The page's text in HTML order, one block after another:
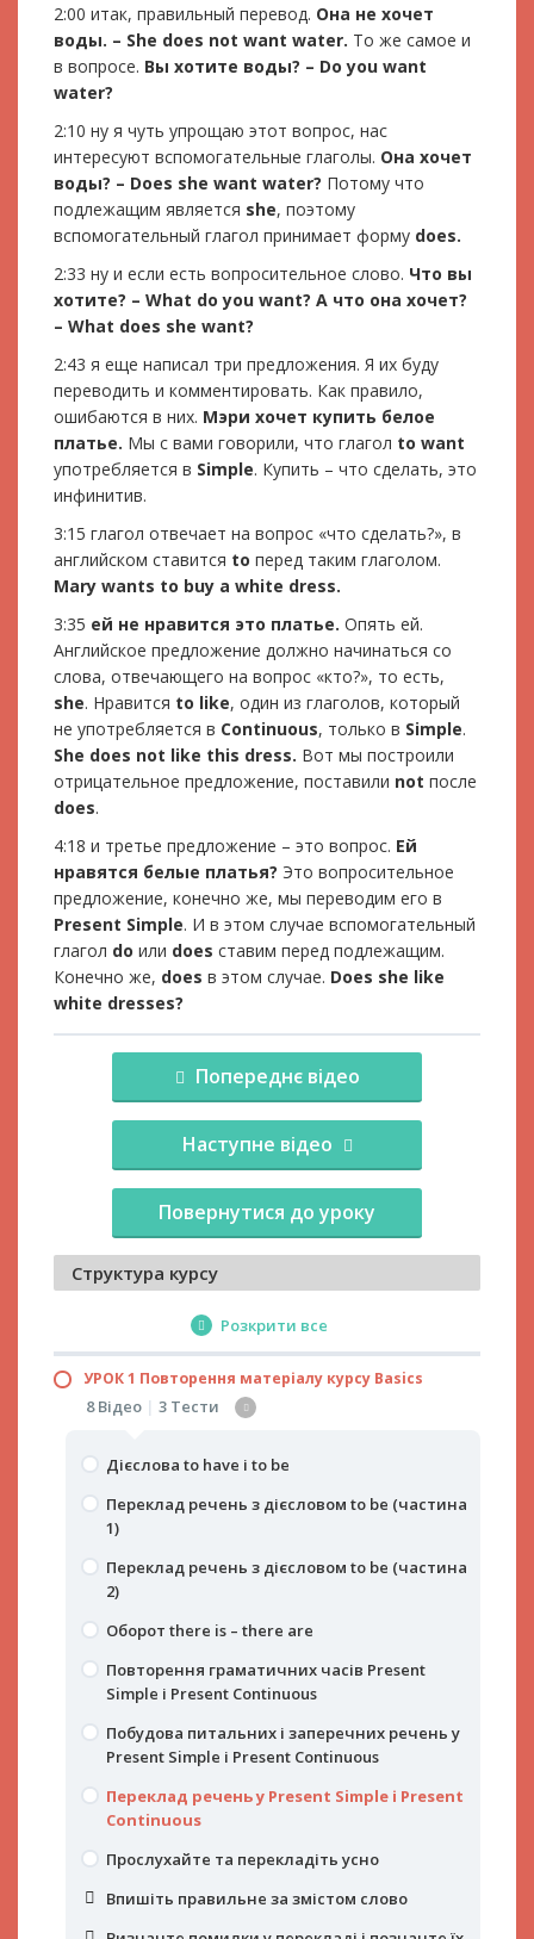
2:00 итак, правильный перевод. Она не хочет
воды. – She does not want water. То же самое и
в вопросе. Вы хотите воды? – Doyou want
water?
2:10 ну я чуть упрощаю этот вопрос, нас
интересуют вспомогательные глаголы. Она хочет
воды? – Does she want water? Потому что
подлежащим является she, поэтому
вспомогательный глагол принимает форму does.
2:33 ну и если есть вопросительное слово. Что вы
хотите? – What do you want? А что она хочет?
– What does she want?
2:43 я еще написал три предложения. Я их буду
переводить и комментировать. Как правило,
ошибаются в них. Мэри хочет купить белое
платье. Мы с вами говорили, что глагол to want
употребляется в Simple. Купить – что сделать, это
инфинитив.
3:15 глагол отвечает на вопрос «что сделать?», в
английском ставится to перед таким глаголом.
Mary wants to buy a white dress.
3:35 ей не нравится это платье. Опять ей.
Английское предложение должно начинаться со
слова, отвечающего на вопрос «кто?», то есть,
she. Нравится to like, один из глаголов, который
не употребляется в Continuous, только в Simple.
She does not like this dress. Вот мы построили
отрицательное предложение, поставили not после
does.
4:18 и третье предложение – это вопрос. Ей
нравятся белые платья? Это вопросительное
предложение, конечно же, мы переводим его в
Present Simple. И в этом случае вспомогательный
глагол do или does ставим перед подлежащим.
Конечно же, does в этом случае. Does she like
white dresses?
Попереднє відео
Повернутися до уроку
Наступне відео
Структура курсу
Розкрити все
УРОК 1 Повторення матеріалу курсу Basics
8 Відео | 3 Тести
Дієслова to have і to be
Переклад речень з дієсловом to be (частина
1)
Переклад речень з дієсловом to be (частина
2)
Оборот there is – there are
Повторення граматичних часів Present
Simple і Present Continuous
Побудова питальних і заперечних речень у
Present Simple і Present Continuous
Переклад речень у Present Simple і Present
Continuous
Прослухайте та перекладіть усно
Впишіть правильне за змістом слово